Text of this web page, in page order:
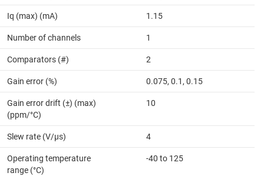
Iq (max) (mA) 1.15
Number of channels 1
Comparators (#) 2
Gain error (%) 0.075, 0.1, 0.15
Gain error drift (±) (max)
(ppm/°C)
10
Slew rate (V/µs) 4
Operating temperature
range (°C)
-40 to 125